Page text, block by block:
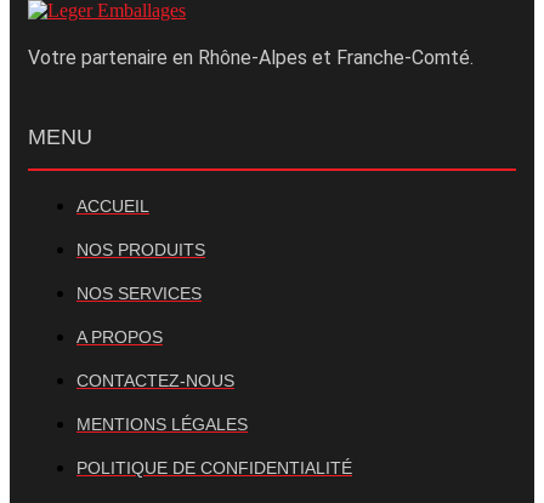
Votre partenaire en Rhône-Alpes et Franche-Comté.
MENU
ACCUEIL
NOS PRODUITS
NOS SERVICES
A PROPOS
CONTACTEZ-NOUS
MENTIONS LÉGALES
POLITIQUE DE CONFIDENTIALITÉ